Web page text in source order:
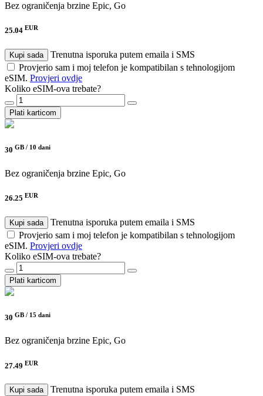
Bez ograničenja brzine Epic, Go
25.04 EUR
Kupi sada
Trenutna isporuka putem emaila i SMS
Provjerio sam i moj telefon je kompatibilan s tehnologijom
eSIM. Provjeri ovdje
Koliko eSIM-ova trebate?
Plati karticom
30 GB / 10 dani
Bez ograničenja brzine Epic, Go
26.25 EUR
Kupi sada
Trenutna isporuka putem emaila i SMS
Provjerio sam i moj telefon je kompatibilan s tehnologijom
eSIM. Provjeri ovdje
Koliko eSIM-ova trebate?
Plati karticom
30 GB / 15 dani
Bez ograničenja brzine Epic, Go
27.49 EUR
Kupi sada
Trenutna isporuka putem emaila i SMS